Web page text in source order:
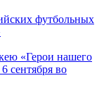
футбольных